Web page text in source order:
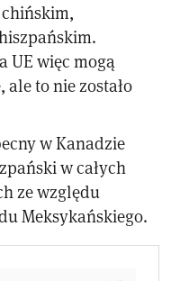
UE więc mogą
ale to nie zostało
w Kanadzie
w całych
ze względu
Meksykańskiego.